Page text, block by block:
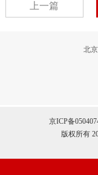
上一篇
北
京ICP备
版权所有